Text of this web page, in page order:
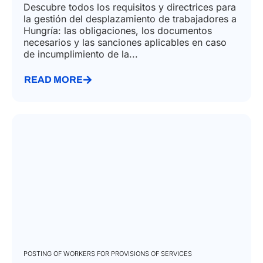
Descubre todos los requisitos y directrices para
la gestión del desplazamiento de trabajadores a
Hungría: las obligaciones, los documentos
necesarios y las sanciones aplicables en caso
de incumplimiento de la...
READ MORE
POSTING OF WORKERS FOR PROVISIONS OF SERVICES